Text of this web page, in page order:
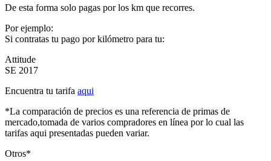
De esta forma solo pagas por los km que recorres.
Por ejemplo:
Si contratas tu pago por kilómetro para tu:
Attitude
SE 2017
Encuentra tu tarifa aqui
*La comparación de precios es una referencia de primas de
mercado,tomada de varios compradores en línea por lo cual las
tarifas aqui presentadas pueden variar.
Otros*